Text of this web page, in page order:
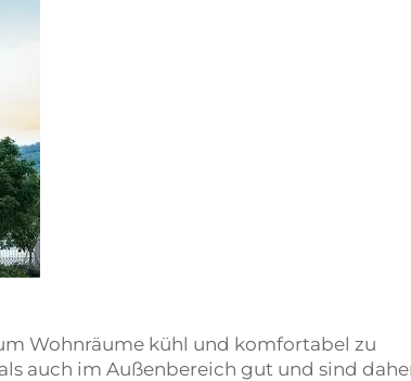
Wohnräume kühl und komfortabel zu
auch im Außenbereich gut und sind